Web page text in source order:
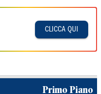
CLICCA QUI
Primo Piano